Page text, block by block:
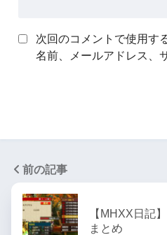
次回のコメントで使用す
名前、メールアドレス、
前の記事
【MHXX日記
まとめ